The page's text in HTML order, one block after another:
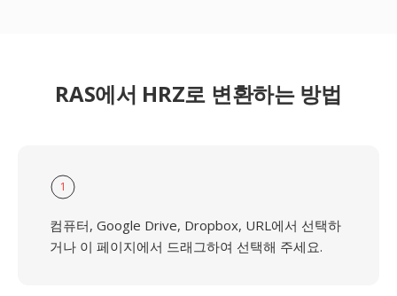
RAS에서 HRZ로 변환하는 방법
1
컴퓨터, Google Drive, Dropbox, URL에서 선택하
거나 이 페이지에서 드래그하여 선택해 주세요.